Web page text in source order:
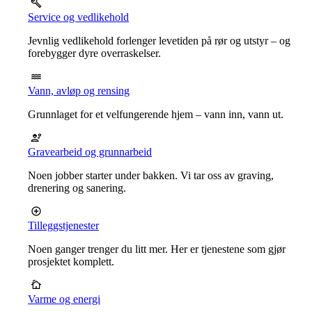
Service og vedlikehold
Jevnlig vedlikehold forlenger levetiden på rør og utstyr – og
forebygger dyre overraskelser.
Vann, avløp og rensing
Grunnlaget for et velfungerende hjem – vann inn, vann ut.
Gravearbeid og grunnarbeid
Noen jobber starter under bakken. Vi tar oss av graving,
drenering og sanering.
Tilleggstjenester
Noen ganger trenger du litt mer. Her er tjenestene som gjør
prosjektet komplett.
Varme og energi